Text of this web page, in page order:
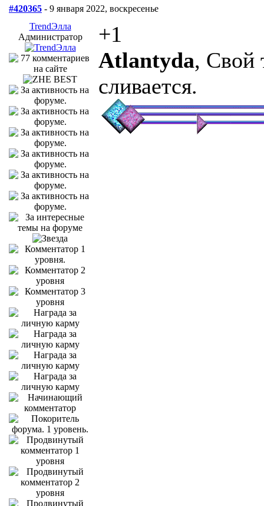
#420365 - 9 января 2022, воскресенье
TrendЭлла
Администратор
+1
Atlantyda, Свой
сливается.